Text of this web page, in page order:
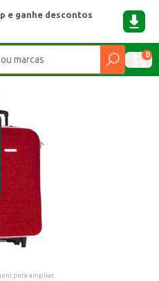
e ganhe descontos
0
para ampliar.